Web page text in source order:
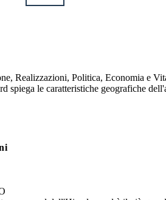
Realizzazioni, Politica, Economia e
spiega le caratteristiche geografiche